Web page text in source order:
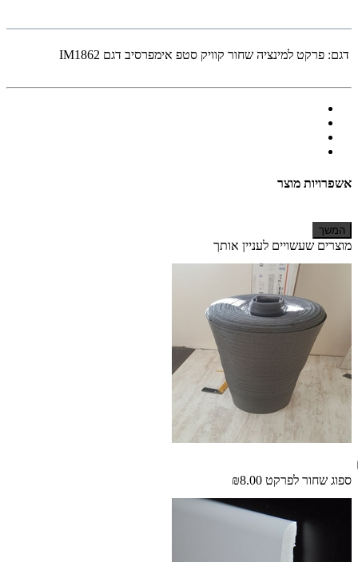
דגם: פרקט למינציה שחור קוויק סטפ אימפרסיב דגם IM1862
אשפרויות מוצר
המשך
מוצרים שעשויים לעניין אותך
ספוג שחור לפרקט ₪8.00